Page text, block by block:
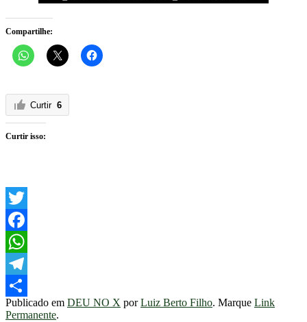
Compartilhe:
Curtir 6
Curtir isso:
Twitter
Facebook
WhatsApp
Telegram
Share
Publicado em DEU NO X porLuiz Berto Filho. Marque Link
Permanente.